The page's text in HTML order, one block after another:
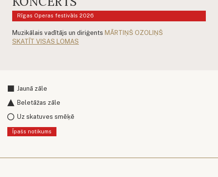
Rīgas Operas festivāls 2026
Muzikālais vadītājs un diriģents MĀRTIŅŠ OZOLIŅŠ
SKATĪT VISAS LOMAS
Jaunā zāle
Beletāžas zāle
Uz skatuves smēķē
Īpašs notikums